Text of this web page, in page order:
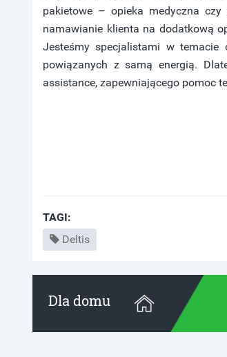
pakietowe – opieka medyczna
namawianie klienta na dodatkową
Jesteśmy specjalistami w
powiązanych z samą energią.
assistance, zapewniającego pomoc
TAGI:
Deltis
Dla domu